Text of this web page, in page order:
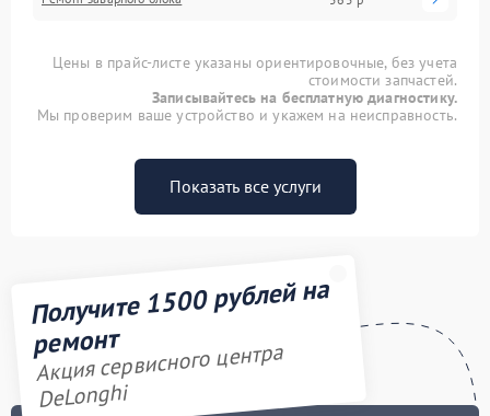
Цены в прайс-листе указаны ориентировочные, без учета
стоимости запчастей.
Записывайтесь на бесплатную диагностику.
Мы проверим ваше устройство и укажем на неисправность.
Показать все услуги
Получите 1500 рублей на
ремонт
Акция сервисного центра
DeLonghi